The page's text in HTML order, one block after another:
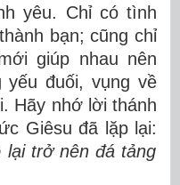
yêu. Chỉ có tình
bạn; cũng chỉ
giúp nhau nên
yếu đuối, vụng về
Hãy nhớ lời thánh
Giêsu đã lặp lại:
lại trở nên đá tảng